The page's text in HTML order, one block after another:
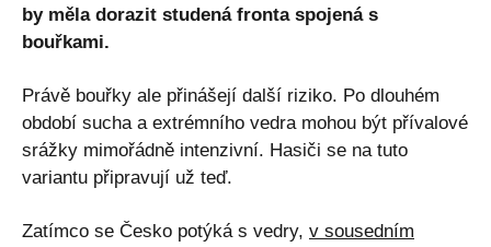
by měla dorazit studená fronta spojená s
bouřkami.
Právě bouřky ale přinášejí další riziko. Po dlouhém
období sucha a extrémního vedra mohou být přívalové
srážky mimořádně intenzivní. Hasiči se na tuto
variantu připravují už teď.
Zatímco se Česko potýká s vedry, v sousedním